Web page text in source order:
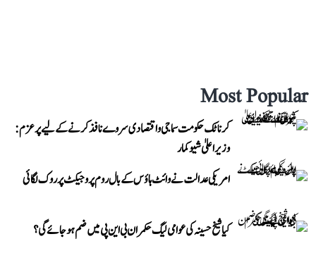
Most Popular
کرناٹک حکومت سماجی و اقتصادی سروے نافذ کرنے کے لیے پرعزم:
وزیر اعلیٰ شیوکمار
امریکی عدالت نے وائٹ ہاؤس کے بال روم پروجیکٹ پر روک لگائی
کیا شیخ حسینہ کی عوامی لیگ حکمران بی این پی میں ضم ہو جائے گی؟